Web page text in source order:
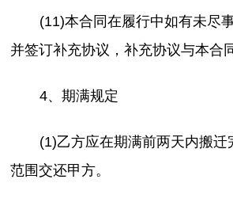
(11)本合同在履行中如有未尽
并签订补充协议，补充协议与本合
4、期满规定
(1)乙方应在期满前两天内搬迁
范围交还甲方。